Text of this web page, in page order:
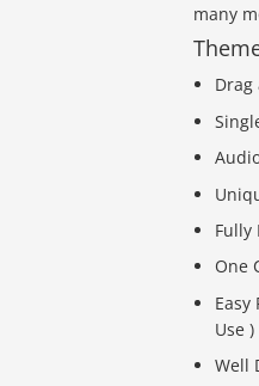
many
Fully
One
Use )
Well